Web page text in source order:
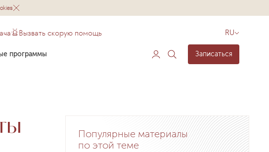
Вызвать скорую помощь RU
программы Записаться
Популярные материалы
по этой теме